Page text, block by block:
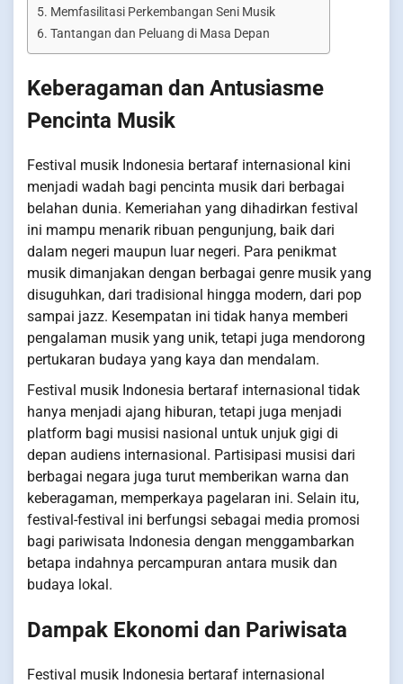
Memfasilitasi Perkembangan Seni Musik
Tantangan dan Peluang di Masa Depan
Keberagaman dan Antusiasme
Pencinta Musik
Festival musik Indonesia bertaraf internasional kini
menjadi wadah bagi pencinta musik dari berbagai
belahan dunia. Kemeriahan yang dihadirkan festival
ini mampu menarik ribuan pengunjung, baik dari
dalam negeri maupun luar negeri. Para penikmat
musik dimanjakan dengan berbagai genre musik yang
disuguhkan, dari tradisional hingga modern, dari pop
sampai jazz. Kesempatan ini tidak hanya memberi
pengalaman musik yang unik, tetapi juga mendorong
pertukaran budaya yang kaya dan mendalam.
Festival musik Indonesia bertaraf internasional tidak
hanya menjadi ajang hiburan, tetapi juga menjadi
platform bagi musisi nasional untuk unjuk gigi di
depan audiens internasional. Partisipasi musisi dari
berbagai negara juga turut memberikan warna dan
keberagaman, memperkaya pagelaran ini. Selain itu,
festival-festival ini berfungsi sebagai media promosi
bagi pariwisata Indonesia dengan menggambarkan
betapa indahnya percampuran antara musik dan
budaya lokal.
Dampak Ekonomi dan Pariwisata
Festival musik Indonesia bertaraf internasional